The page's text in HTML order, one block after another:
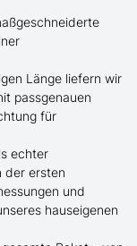
Länge liefern wir
passgenauen
für
echter
der ersten
und
hauseigenen